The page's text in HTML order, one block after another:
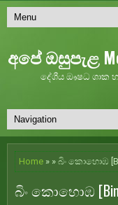
අපේ ඔසුපැළ
දේශීය ඖෂධ ශාක
Home » » බිං කොහොඹ
බිං කොහොඹ [Bin